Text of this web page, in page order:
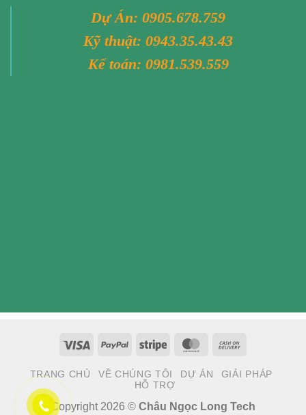
Dự Án: 0905.678.759
Kỹ thuật: 0943.35.43.43
Kế toán: 0981.539.559
Visa PayPal Stripe MasterCard
Delivery
TRANG CHỦ VỀ CHÚNG TÔI DỰ ÁN
GIẢI PHÁP
HỖ TRỢ
Copyright 2026 © Châu Ngọc Long Tech